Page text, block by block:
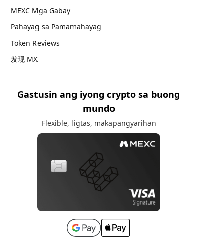
MEXC Mga Gabay
Pahayag sa Pamamahayag
Token Reviews
发现 MX
Gastusin ang iyong crypto sa buong
mundo
Flexible, ligtas, makapangyarihan